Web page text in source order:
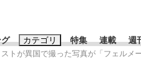
カテゴリ 特集 連載 週
トが異国で撮った写真が「フェルメ